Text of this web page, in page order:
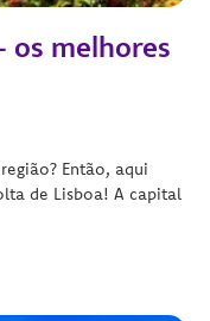
os melhores
Então, aqui
de Lisboa! A capital